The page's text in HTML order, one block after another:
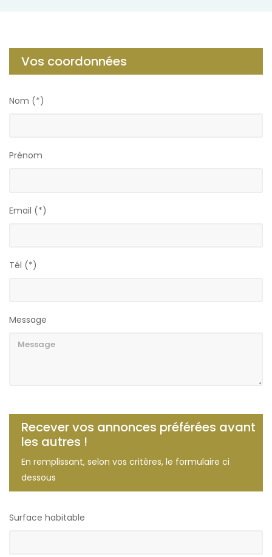
Vos coordonnées
Nom (*)
Prénom
Email (*)
Tél (*)
Message
Recever vos annonces préférées avant
les autres !
En remplissant, selon vos critères, le formulaire ci
dessous
Surface habitable